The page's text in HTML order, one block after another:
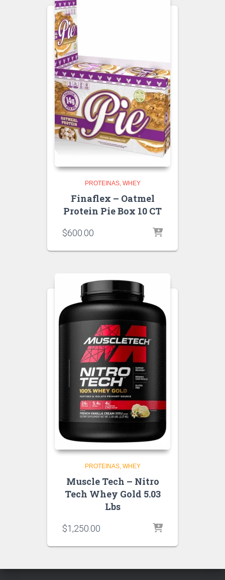
PROTEINAS WHEY
Finaflex – Oatmel
Protein Pie Box 10 CT
$600.00
PROTEINAS WHEY
Muscle Tech – Nitro
Tech Whey Gold 5.03
Lbs
$1,250.00